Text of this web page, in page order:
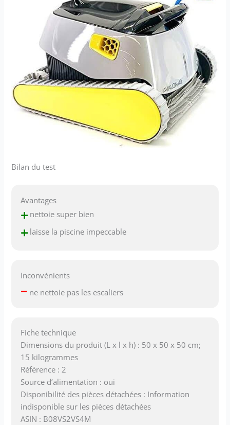
Bilan du test
Avantages
+ nettoie super bien
+ laisse la piscine impeccable
Inconvénients
– ne nettoie pas les escaliers
Fiche technique
Dimensions du produit (L x l x h) : 50 x 50 x 50 cm;
15 kilogrammes
Référence : 2
Source d’alimentation : oui
Disponibilité des pièces détachées : Information
indisponible sur les pièces détachées
ASIN : B08VS2VS4M